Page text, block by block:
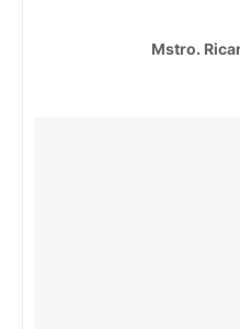
Mstro.